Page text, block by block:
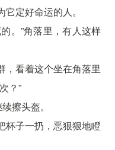
定好命运的人。
。”角落里，有人这样
，看着这个坐在角落里
？”
擦头盔。
杯子一扔，恶狠狠地瞪